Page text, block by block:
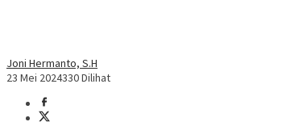
Joni Hermanto, S.H
23 Mei 2024330 Dilihat